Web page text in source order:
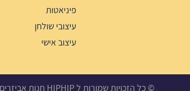
פיניאטות
עיצובי שולחן
עיצוב אישי
© כל הזכויות שמורות ל HIPHIP חנות אביזרים לימי הולדת, מסיבות ואירועים